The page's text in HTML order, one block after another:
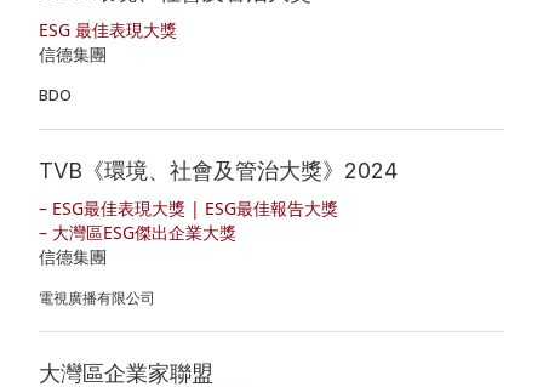
ESG 最佳表現大獎
信德集團
BDO
TVB《環境、社會及管治大獎》2024
– ESG最佳表現大獎 | ESG最佳報告大獎
– 大灣區ESG傑出企業大獎
信德集團
電視廣播有限公司
大灣區企業家聯盟